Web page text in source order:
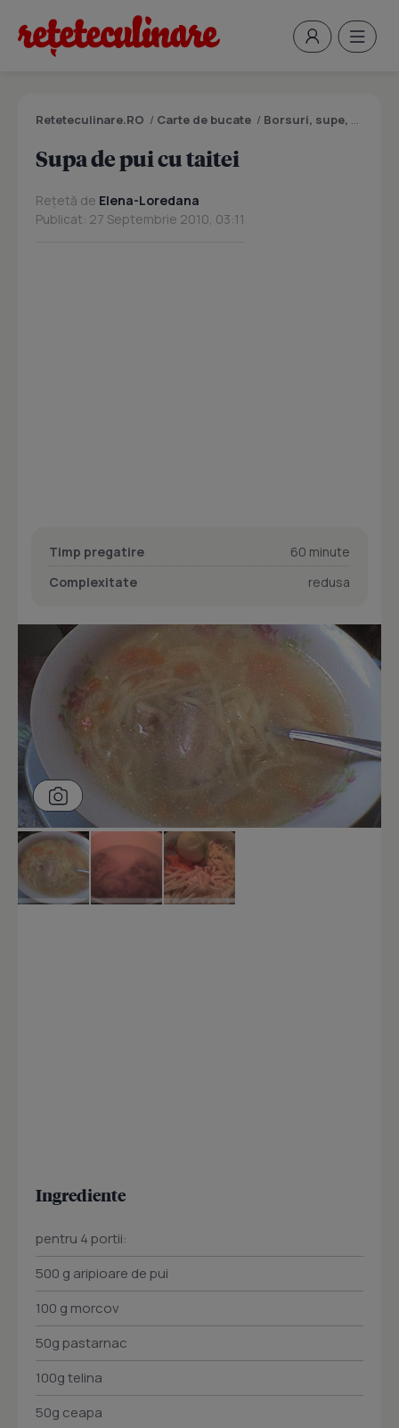
Reteteculinare.RO / Carte de bucate / Borsuri, supe, ciorbe
Supa de pui cu taitei
Rețetă de Elena-Loredana
Publicat: 27 Septembrie 2010, 03:11
Timp pregatire
60 minute
Complexitate
redusa
Ingrediente
pentru 4 portii:
500 g aripioare de pui
100 g morcov
50g pastarnac
100g telina
50g ceapa